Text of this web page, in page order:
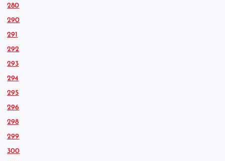
280
290
291
292
293
294
295
296
298
299
300